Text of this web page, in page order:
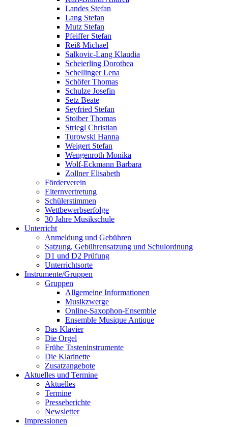
Landes Stefan
Lang Stefan
Mutz Stefan
Pfeiffer Stefan
Reiß Michael
Salkovic-Lang Klaudia
Scheierling Dorothea
Schellinger Lena
Schöfer Thomas
Schulze Josefin
Setz Beate
Seyfried Stefan
Stoiber Thomas
Striegl Christian
Turowski Hanna
Weigert Stefan
Wengenroth Monika
Wolf-Eckmann Barbara
Zollner Elisabeth
Förderverein
Elternvertretung
Schülerstimmen
Wettbewerbserfolge
30 Jahre Musikschule
Unterricht
Anmeldung und Gebühren
Satzung, Gebührensatzung und Schulordnung
D1 und D2 Prüfung
Unterrichtsorte
Instrumente/Gruppen
Gruppen
Allgemeine Informationen
Musikzwerge
Online-Saxophon-Ensemble
Ensemble Musique Antique
Das Klavier
Die Orgel
Frühe Tasteninstrumente
Die Klarinette
Zusatzangebote
Aktuelles und Termine
Aktuelles
Termine
Presseberichte
Newsletter
Impressionen